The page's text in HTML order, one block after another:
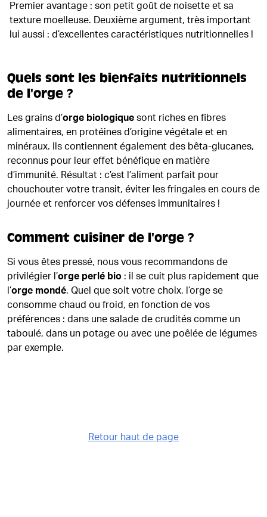
Retour haut de page
Premier avantage : son petit goût de noisette et sa
texture moelleuse. Deuxième argument, très important
lui aussi : d’excellentes caractéristiques nutritionnelles !
Quels sont les bienfaits nutritionnels
de l'orge ?
Les grains d’orge biologique sont riches en fibres
alimentaires, en protéines d’origine végétale et en
minéraux. Ils contiennent également des bêta-glucanes,
reconnus pour leur effet bénéfique en matière
d’immunité. Résultat : c’est l’aliment parfait pour
chouchouter votre transit, éviter les fringales en cours de
journée et renforcer vos défenses immunitaires !
Comment cuisiner de l'orge ?
Si vous êtes pressé, nous vous recommandons de
privilégier l’orge perlé bio : il se cuit plus rapidement que
l’orge mondé. Quel que soit votre choix, l’orge se
consomme chaud ou froid, en fonction de vos
préférences : dans une salade de crudités comme un
taboulé, dans un potage ou avec une poêlée de légumes
par exemple.